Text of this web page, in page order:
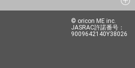
© oricon ME inc.
JASRAC許諾番号：
9009642140Y38026